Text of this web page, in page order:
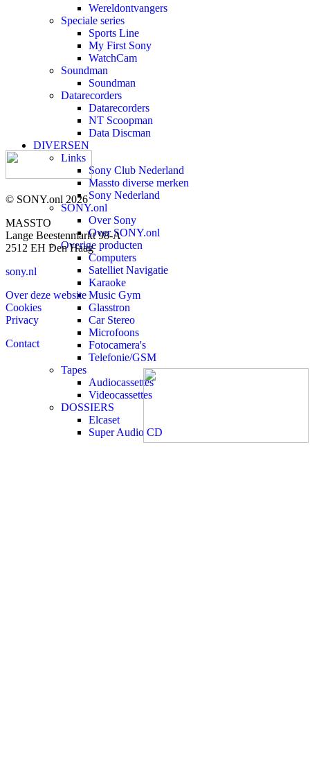
© SONY.onl 2026
MASSTO
Lange Beestenmarkt 98-A
2512 EH Den Haag
sony.nl
Over deze website
Cookies
Privacy
Contact
Wereldontvangers
Speciale series
Sports Line
My First Sony
WatchCam
Soundman
Soundman
Datarecorders
Datarecorders
NT Scoopman
Data Discman
DIVERSEN
Links
Sony Club Nederland
Massto diverse merken
Sony Nederland
SONY.onl
Over Sony
Over SONY.onl
Overige producten
Computers
Satelliet Navigatie
Karaoke
Music Gym
Glasstron
Car Stereo
Microfoons
Fotocamera's
Telefonie/GSM
Tapes
Audiocassettes
Videocassettes
DOSSIERS
Elcaset
Super Audio CD